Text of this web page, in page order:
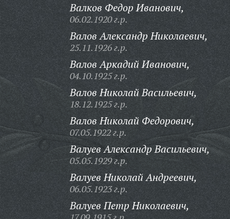
Валков Федор Иванович,
06.02.1920 г.р.
Валов Александр Николаевич,
25.11.1926 г.р.
Валов Аркадий Иванович,
04.10.1925 г.р.
Валов Николай Васильевич,
18.12.1925 г.р.
Валов Николай Федорович,
07.05.1922 г.р.
Валуев Александр Васильевич,
05.05.1929 г.р.
Валуев Николай Андреевич,
06.05.1923 г.р.
Валуев Петр Николаевич,